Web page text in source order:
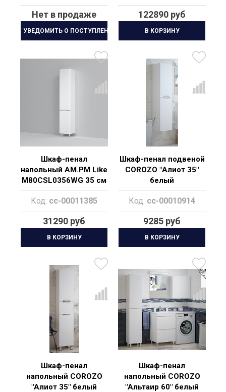
Нет в продаже
УВЕДОМИТЬ О ПОСТУПЛЕНИИ
122890 руб
В КОРЗИНУ
Шкаф-пенал
напольный AM.PM Like
M80CSL0356WG 35 см
L белый глянец
Код: cc-00011385
31290 руб
В КОРЗИНУ
Шкаф-пенал подвеной
COROZO "Алиот 35"
белый
Код: cc-00010914
9285 руб
В КОРЗИНУ
Шкаф-пенал
напольный COROZO
"Алиот 35" белый
Шкаф-пенал
напольный COROZO
"Альтаир 60" белый